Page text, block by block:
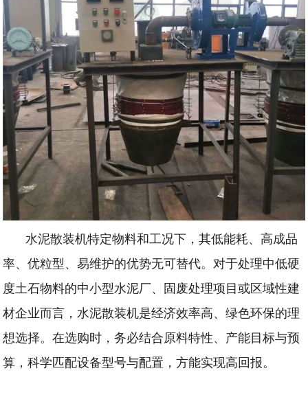
水泥散装机特定物料和工况下，其低能耗、高成品
率、优粒型、易维护的优势无可替代。对于处理中低硬
度土石物料的中小型水泥厂、固废处理项目或区域性建
材企业而言，水泥散装机是经济效率高、绿色环保的理
想选择。在选购时，务必结合原料特性、产能目标与预
算，科学匹配设备型号与配置，方能实现高回报。